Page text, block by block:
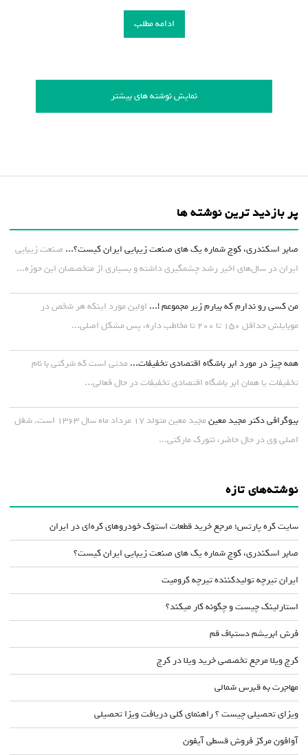
ادامه مطلب
نمایش نوشته های بیشتر
پر بازدید ترین نوشته ها
صابر اسکندری، کوچ شماره یک های صنعت زیبایی ایران کیست؟... صنعت زیبایی
ایران در سال‌های اخیر رشد چشمگیری داشته و بسیاری از متخصصان این حوزه...
من کسی رو ندارم که بیارم زیر مجموعم !... اولین مورد اینکه هر شخص در
موبایلش حداقل ۱۵۰ تا ۲۰۰ تا مخاطب داره، پس مشکل اصلی...
همه چیز در مورد ابر باشگاه اقتصادی تخفیفات... مدتی است که شرکتی با نام
تخفیفات یا همان ابر باشگاه اقتصادی تخفیفات در حال فعالی...
بیوگرافی دکتر مجید معین
مجید معین متولد ۱۷ مرداد ماه سال ۱۳۶۳ است. شغل
اصلی وی در حال حاضر، نتورک مارکتی...
نوشته‌های تازه
سایت کره پارتس؛ مرجع خرید قطعات استوک خودروهای کره‌ای در ایران
صابر اسکندری، کوچ شماره یک های صنعت زیبایی ایران کیست؟
ایران تیرچه تولیدکننده تیرچه کرومیت
استارلینک چیست و چگونه کار میکند؟
فرش ابریشم دستباف قم
کرج ویلا مرجع تخصصی خرید ویلا در کرج
مهاجرت به قبرس شمالی
ویزای تحصیلی چیست ؟ راهنمای کلی دریافت ویزا تحصیلی
آوافون مرکز فروش قسطی آیفون